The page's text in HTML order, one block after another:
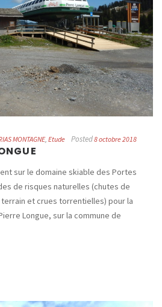
MONTAGNE, Etude Posted8 octobre 2018
sur le domaine skiable des Portes
de risques naturelles (chutes de
et crues torrentielles) pour la
Longue, sur la commune de